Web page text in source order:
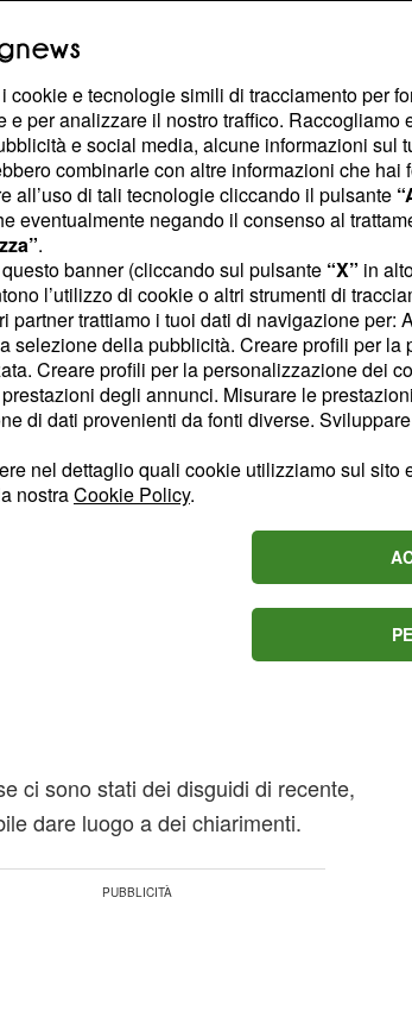
avete dei pensieri o delle preoccupazioni,
persone a voi care, vedrete che vi
lavoro potrebbe arrivare qualche
di essere leggeri e spensierati. Non
specie su questioni di poco conto. Dal
professione, invece, dovete tenere gli
sulla concorrenza.
astrali posizioni centrali
di alcune decisioni. IN amore è
ci sono stati dei disguidi di recente,
dare luogo a dei chiarimenti.
cookie e tecnologie simili di tracciamento per
e per analizzare il nostro traffico. Raccogliamo
e social media, alcune informazioni sul
combinarle con altre informazioni che
all’uso di tali tecnologie cliccando il pulsante
eventualmente negando il consenso al
.
banner (cliccando sul pulsante “X” in
l’utilizzo di cookie o altri strumenti di
partner trattiamo i tuoi dati di navigazione
selezione della pubblicità. Creare profili per
Creare profili per la personalizzazione dei
degli annunci. Misurare le
di dati provenienti da fonti diverse.
nel dettaglio quali cookie utilizziamo sul
nostraCookie Policy.